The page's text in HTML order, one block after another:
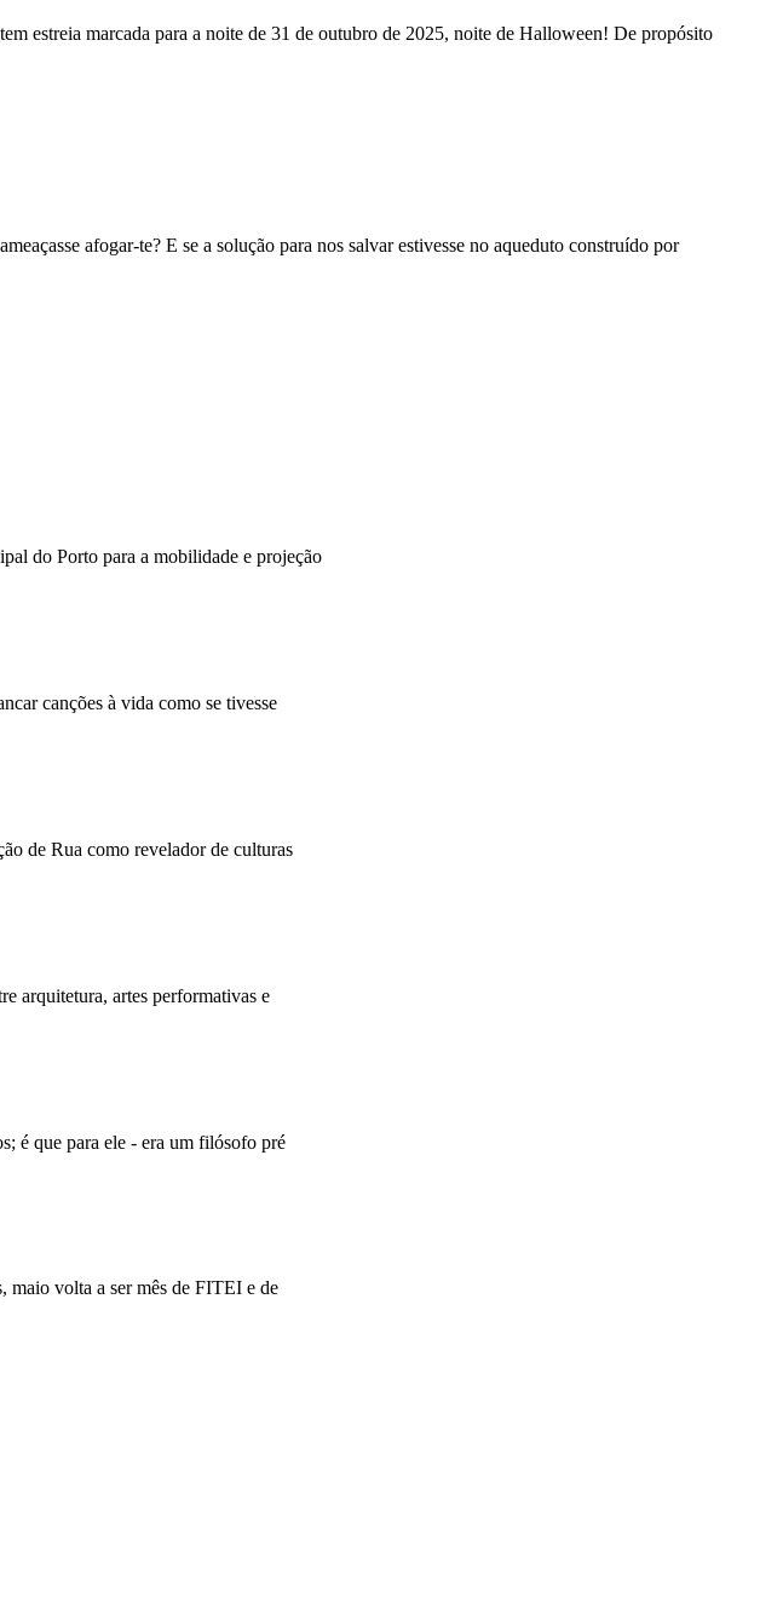
estreia marcada para a noite de 31 de outubro de 2025, noite de Halloween! De propósito
afogar-te? E se a solução para nos salvar estivesse no aqueduto construído por
do Porto para a mobilidade e projeção
canções à vida como se tivesse
de Rua como revelador de culturas
arquitetura, artes performativas e
é que para ele - era um filósofo pré
maio volta a ser mês de FITEI e de